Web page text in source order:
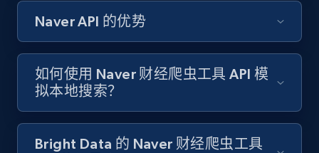
Naver API 的优势
如何使用 Naver 财经爬虫工具 API 模
拟本地搜索？
Bright Data 的 Naver 财经爬虫工具